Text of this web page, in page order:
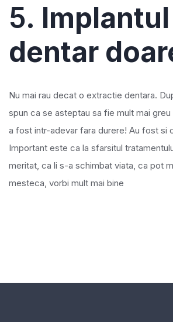
5. Implantul
dentar
Nu mai rau decat o extractie dentara.
spun ca se asteptau sa fie mult mai
a fost intr-adevar fara durere! Au fost si
Important este ca la sfarsitul
meritat, ca li s-a schimbat viata, ca pot
mesteca, vorbi mult mai bine